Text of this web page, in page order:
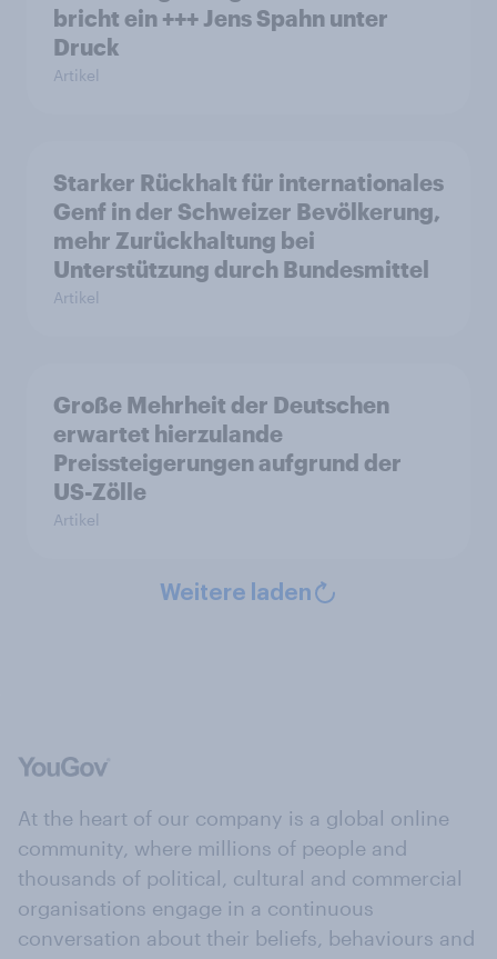
bricht ein +++ Jens Spahn unter
Druck
Artikel
Starker Rückhalt für internationales
Genf in der Schweizer Bevölkerung,
mehr Zurückhaltung bei
Unterstützung durch Bundesmittel
Artikel
Große Mehrheit der Deutschen
erwartet hierzulande
Preissteigerungen aufgrund der
US-Zölle
Artikel
Weitere laden
At the heart of our company is a global online
community, where millions of people and
thousands of political, cultural and commercial
organisations engage in a continuous
conversation about their beliefs, behaviours and